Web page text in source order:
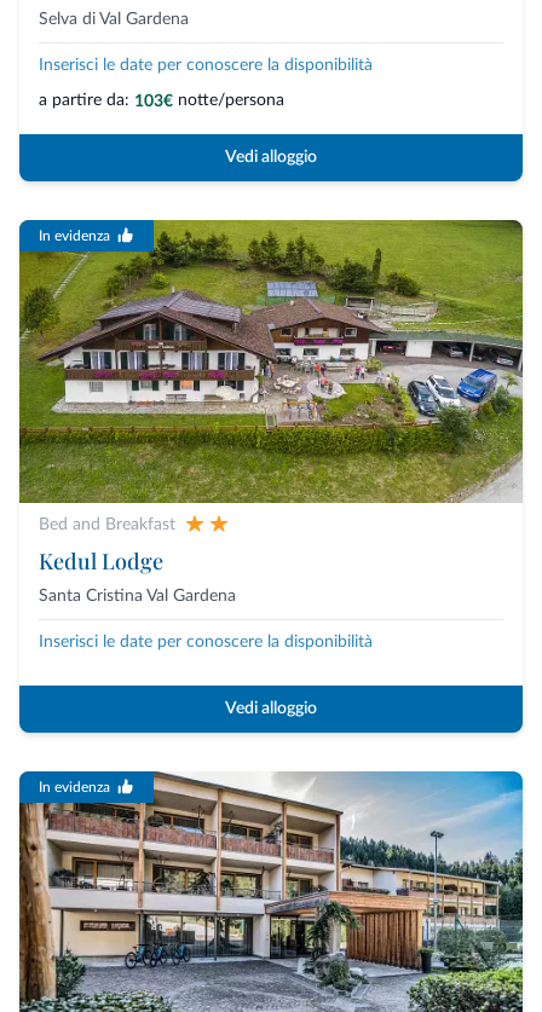
Selva di Val Gardena
Inserisci le date per conoscere la disponibilità
a partire da: 103€ notte/persona
Vedi alloggio
In evidenza
Bed and Breakfast
Kedul Lodge
Santa Cristina Val Gardena
Inserisci le date per conoscere la disponibilità
Vedi alloggio
In evidenza